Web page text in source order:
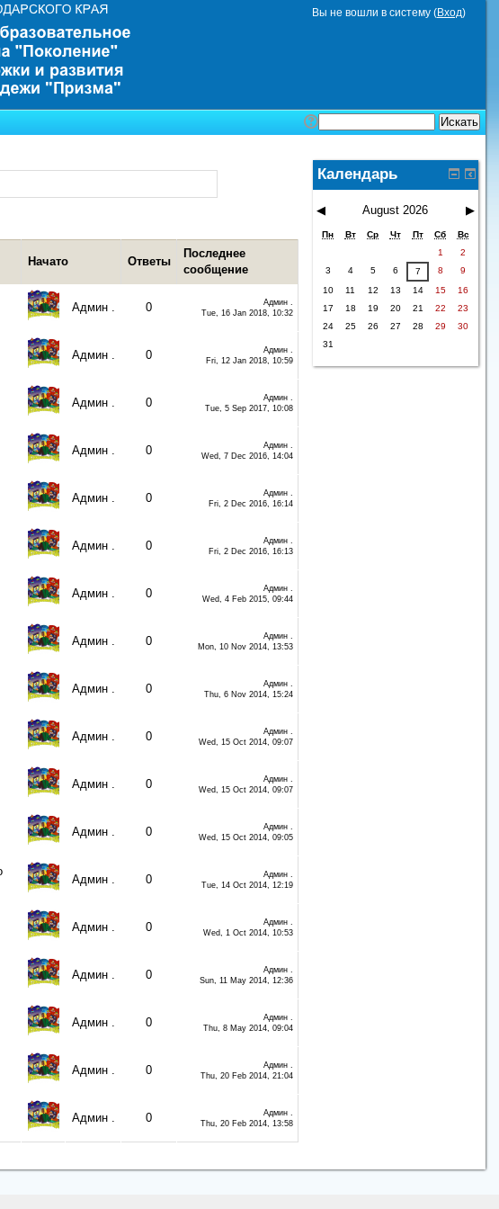
Вы не вошли в систему (Вход)
Начато Ответы
Последнее
сообщение
Админ . 0
Админ .
Tue, 16 Jan 2018, 10:32
Админ . 0
Админ .
Fri, 12 Jan 2018, 10:59
Админ . 0
Админ .
Tue, 5 Sep 2017, 10:08
Админ . 0
Админ .
Wed, 7 Dec 2016, 14:04
Админ . 0
Админ .
Fri, 2 Dec 2016, 16:14
Админ . 0
Админ .
Fri, 2 Dec 2016, 16:13
Админ . 0
Админ .
Wed, 4 Feb 2015, 09:44
Админ . 0
Админ .
Mon, 10 Nov 2014, 13:53
Админ . 0
Админ .
Thu, 6 Nov 2014, 15:24
Админ . 0
Админ .
Wed, 15 Oct 2014, 09:07
Админ . 0
Админ .
Wed, 15 Oct 2014, 09:07
Админ . 0
Админ .
Wed, 15 Oct 2014, 09:05
Админ . 0
Админ .
Tue, 14 Oct 2014, 12:19
Админ . 0
Админ .
Wed, 1 Oct 2014, 10:53
Админ . 0
Админ .
Sun, 11 May 2014, 12:36
Админ . 0
Админ .
Thu, 8 May 2014, 09:04
Админ . 0
Админ .
Thu, 20 Feb 2014, 21:04
Админ . 0
Админ .
Thu, 20 Feb 2014, 13:58
Календарь
◀ August 2026 ▶
Пн Вт Ср Чт Пт Сб
Вс
1
2
3
4 5 6 7 8
9
10
11 12 13 14 15
16
17
18 19 20 21 22
23
24
25 26 27 28 29
30
31